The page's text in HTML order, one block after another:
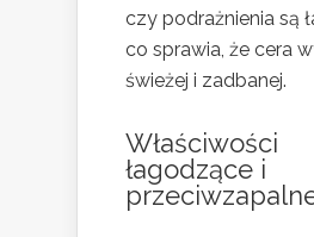
czy podrażnienia są
co sprawia, że cera
świeżej i zadbanej.
Właściwości
łagodzące i